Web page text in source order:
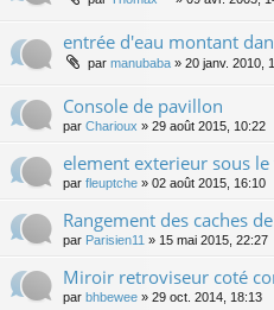
entrée d'eau montant
par manubaba » 20 janv. 2010,
Console de pavillon
par Charioux » 29 août 2015, 10:22
element exterieur sous
par fleuptche » 02 août 2015, 16:10
Rangement des caches
par Parisien11 » 15 mai 2015, 22:27
Miroir retroviseur coté
par bhbewee » 29 oct. 2014, 18:13